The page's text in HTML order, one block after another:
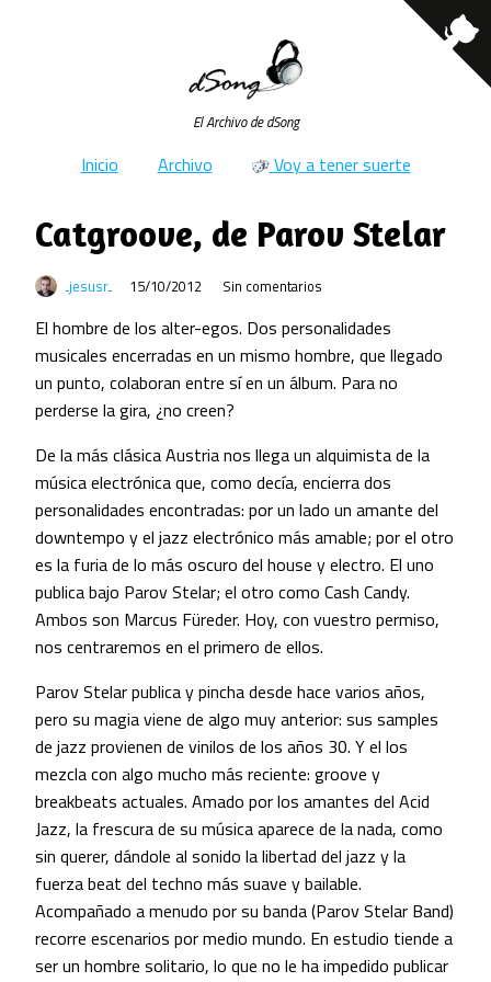
El Archivo de dSong
Inicio Archivo Voy a tener suerte
Catgroove, de Parov Stelar
jesusr 15/10/2012 Sin comentarios
El hombre de los alter-egos. Dos personalidades
musicales encerradas en un mismo hombre, que llegado
un punto, colaboran entre sí en un álbum. Para no
perderse la gira, ¿no creen?
De la más clásica Austria nos llega un alquimista de la
música electrónica que, como decía, encierra dos
personalidades encontradas: por un lado un amante del
downtempo y el jazz electrónico más amable; por el otro
es la furia de lo más oscuro del house y electro. El uno
publica bajo Parov Stelar; el otro como Cash Candy.
Ambos son Marcus Füreder. Hoy, con vuestro permiso,
nos centraremos en el primero de ellos.
Parov Stelar publica y pincha desde hace varios años,
pero su magia viene de algo muy anterior: sus samples
de jazz provienen de vinilos de los años 30. Y el los
mezcla con algo mucho más reciente: groove y
breakbeats actuales. Amado por los amantes del Acid
Jazz, la frescura de su música aparece de la nada, como
sin querer, dándole al sonido la libertad del jazz y la
fuerza beat del techno más suave y bailable.
Acompañado a menudo por su banda (Parov Stelar Band)
recorre escenarios por medio mundo. En estudio tiende a
ser un hombre solitario, lo que no le ha impedido publicar